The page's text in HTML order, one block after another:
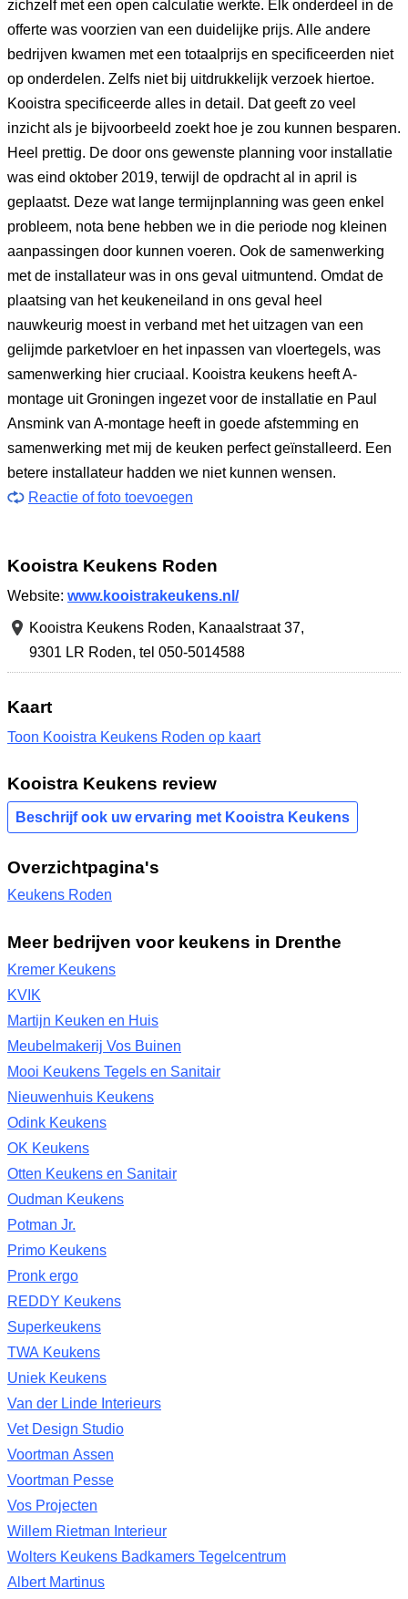
zichzelf met een open calculatie werkte. Elk onderdeel in de
offerte was voorzien van een duidelijke prijs. Alle andere
bedrijven kwamen met een totaalprijs en specificeerden niet
op onderdelen. Zelfs niet bij uitdrukkelijk verzoek hiertoe.
Kooistra specificeerde alles in detail. Dat geeft zo veel
inzicht als je bijvoorbeeld zoekt hoe je zou kunnen besparen.
Heel prettig. De door ons gewenste planning voor installatie
was eind oktober 2019, terwijl de opdracht al in april is
geplaatst. Deze wat lange termijnplanning was geen enkel
probleem, nota bene hebben we in die periode nog kleinen
aanpassingen door kunnen voeren. Ook de samenwerking
met de installateur was in ons geval uitmuntend. Omdat de
plaatsing van het keukeneiland in ons geval heel
nauwkeurig moest in verband met het uitzagen van een
gelijmde parketvloer en het inpassen van vloertegels, was
samenwerking hier cruciaal. Kooistra keukens heeft A-
montage uit Groningen ingezet voor de installatie en Paul
Ansmink van A-montage heeft in goede afstemming en
samenwerking met mij de keuken perfect geïnstalleerd. Een
betere installateur hadden we niet kunnen wensen.
Reactie of foto toevoegen
Kooistra Keukens Roden
Website: www.kooistrakeukens.nl/
Kooistra Keukens Roden, Kanaalstraat 37,
9301 LR Roden, tel 050-5014588
Kaart
Toon Kooistra Keukens Roden op kaart
Kooistra Keukens review
Beschrijf ook uw ervaring met Kooistra Keukens
Overzichtpagina's
Keukens Roden
Meer bedrijven voor keukens in Drenthe
Kremer Keukens
KVIK
Martijn Keuken en Huis
Meubelmakerij Vos Buinen
Mooi Keukens Tegels en Sanitair
Nieuwenhuis Keukens
Odink Keukens
OK Keukens
Otten Keukens en Sanitair
Oudman Keukens
Potman Jr.
Primo Keukens
Pronk ergo
REDDY Keukens
Superkeukens
TWA Keukens
Uniek Keukens
Van der Linde Interieurs
Vet Design Studio
Voortman Assen
Voortman Pesse
Vos Projecten
Willem Rietman Interieur
Wolters Keukens Badkamers Tegelcentrum
Albert Martinus